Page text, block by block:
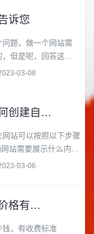
诉您
题，做一个网站需
但是呢，回答这个
03-08
怎么给自己的公司建立网站，如何创建自己的网站
站可以按照以下步骤
站需要展示什么内
03-06
北京网站建设：为什么企业建站价格有点高
钱，有收费标准